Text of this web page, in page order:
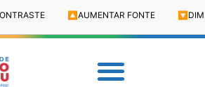
🔼 AUMENTAR FONTE 🔽